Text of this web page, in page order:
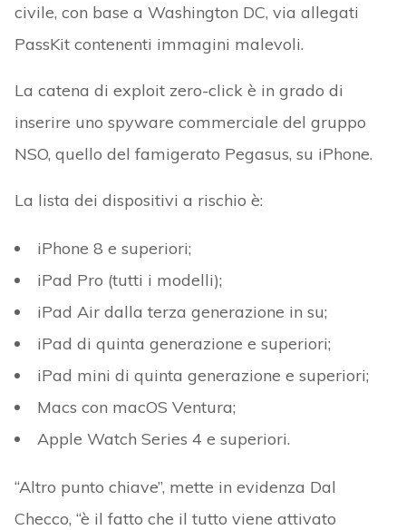
civile, con base a Washington DC, via allegati
PassKit contenenti immagini malevoli.
La catena di exploit zero-click è in grado di
inserire uno spyware commerciale del gruppo
NSO, quello del famigerato Pegasus, su iPhone.
La lista dei dispositivi a rischio è:
iPhone 8 e superiori;
iPad Pro (tutti i modelli);
iPad Air dalla terza generazione in su;
iPad di quinta generazione e superiori;
iPad mini di quinta generazione e superiori;
Macs con macOS Ventura;
Apple Watch Series 4 e superiori.
“Altro punto chiave”, mette in evidenza Dal
Checco, “è il fatto che il tutto viene attivato